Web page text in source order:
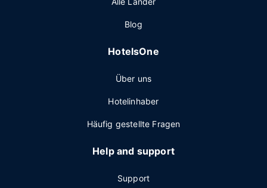
Blog
HotelsOne
Über uns
Hotelinhaber
Häufig gestellte Fragen
Help and support
Support